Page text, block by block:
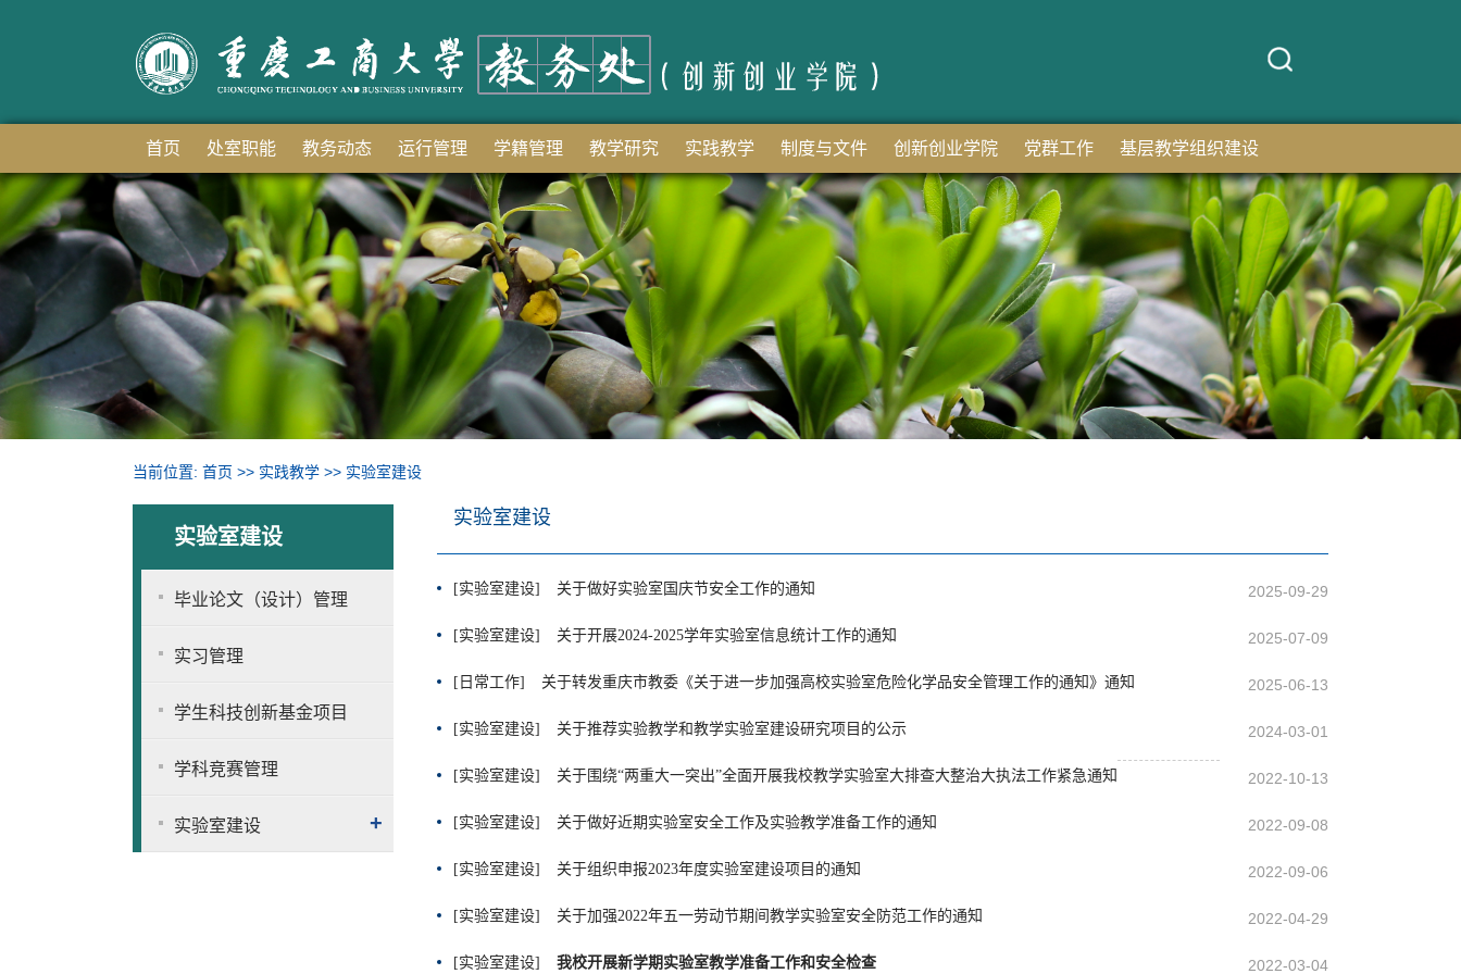
首页 处室职能 教务动态 运行管理 学籍管理 教学研究 实践教学 制度与文件 创新创业学院 党群工作 基层教学组织建设
当前位置: 首页 >> 实践教学 >> 实验室建设
实验室建设
毕业论文（设计）管理
实习管理
学生科技创新基金项目
学科竞赛管理
实验室建设 +
实验室建设
[实验室建设] 关于做好实验室国庆节安全工作的通知 2025-09-29
[实验室建设] 关于开展2024-2025学年实验室信息统计工作的通知 2025-07-09
[日常工作] 关于转发重庆市教委《关于进一步加强高校实验室危险化学品安全管理工作的通知》通知 2025-06-13
[实验室建设] 关于推荐实验教学和教学实验室建设研究项目的公示 2024-03-01
[实验室建设] 关于围绕“两重大一突出”全面开展我校教学实验室大排查大整治大执法工作紧急通知 2022-10-13
[实验室建设] 关于做好近期实验室安全工作及实验教学准备工作的通知 2022-09-08
[实验室建设] 关于组织申报2023年度实验室建设项目的通知 2022-09-06
[实验室建设] 关于加强2022年五一劳动节期间教学实验室安全防范工作的通知 2022-04-29
[实验室建设] 我校开展新学期实验室教学准备工作和安全检查 2022-03-04